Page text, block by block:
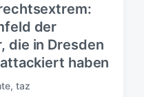
der
die in Dresden
haben
, taz